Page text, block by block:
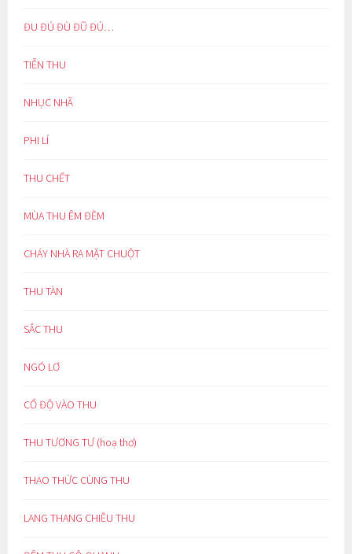
ĐU ĐÚ ĐÙ ĐŨ ĐỦ…
TIỄN THU
NHỤC NHÃ
PHI LÍ
THU CHẾT
MÙA THU ÊM ĐỀM
CHÁY NHÀ RA MẶT CHUỘT
THU TÀN
SẮC THU
NGÓ LƠ
CỔ ĐỘ VÀO THU
THU TƯƠNG TƯ (hoạ thơ)
THAO THỨC CÙNG THU
LANG THANG CHIỀU THU